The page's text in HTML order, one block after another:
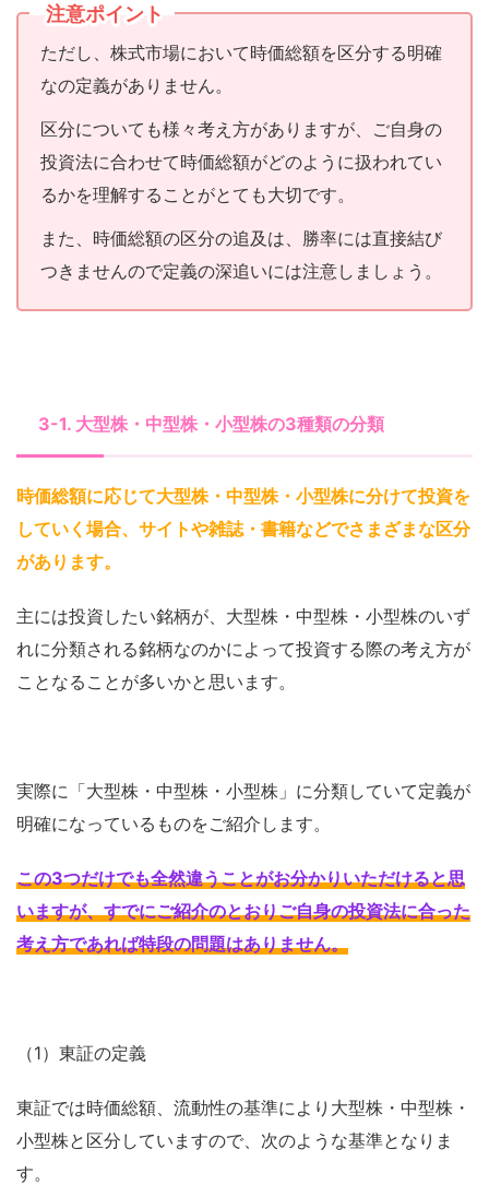
注意ポイント
ただし、株式市場において時価総額を区分する明確
なの定義がありません。
区分についても様々考え方がありますが、ご自身の
投資法に合わせて時価総額がどのように扱われてい
るかを理解することがとても大切です。
また、時価総額の区分の追及は、勝率には直接結び
つきませんので定義の深追いには注意しましょう。
3-1. 大型株・中型株・小型株の3種類の分類
時価総額に応じて大型株・中型株・小型株に分けて投資を
していく場合、サイトや雑誌・書籍などでさまざまな区分
があります。
主には投資したい銘柄が、大型株・中型株・小型株のいず
れに分類される銘柄なのかによって投資する際の考え方が
ことなることが多いかと思います。
実際に「大型株・中型株・小型株」に分類していて定義が
明確になっているものをご紹介します。
この3つだけでも全然違うことがお分かりいただけると思
いますが、すでにご紹介のとおりご自身の投資法に合った
考え方であれば特段の問題はありません。
（1）東証の定義
東証では時価総額、流動性の基準により大型株・中型株・
小型株と区分していますので、次のような基準となりま
す。